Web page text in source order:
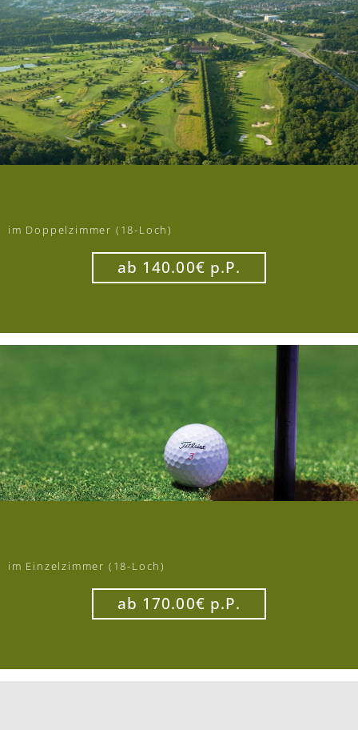
im Doppelzimmer (18-Loch)
ab 140.00€ p.P.
im Einzelzimmer (18-Loch)
ab 170.00€ p.P.